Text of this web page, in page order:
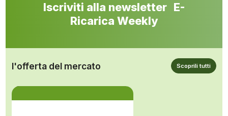
Iscriviti alla newsletter E-
Ricarica Weekly
l'offerta del mercato Scoprili tutti